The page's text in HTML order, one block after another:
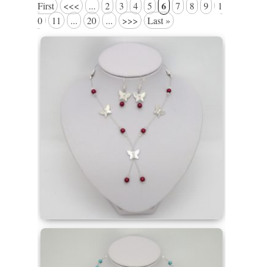
First
<<< ... 2 3 4 5 6 7 8 9
1
0
11 ... 20 ... >>> Last »